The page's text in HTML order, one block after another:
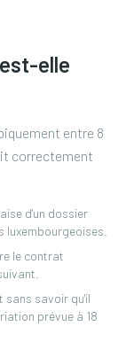
elle
entre 8
correctement
d'un dossier
le contrat
sans savoir qu'il
prévue à 18